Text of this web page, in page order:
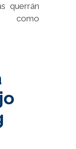
querrán
como